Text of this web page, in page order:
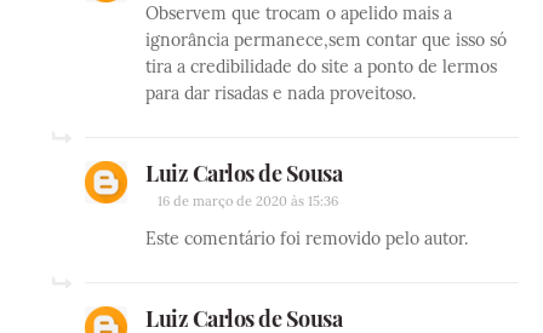
Observem que trocam o apelido mais a
ignorância permanece,sem contar que isso só
tira a credibilidade do site a ponto de lermos
para dar risadas e nada proveitoso.
Luiz Carlos de Sousa
16 de março de 2020 às 15:36
Este comentário foi removido pelo autor.
Luiz Carlos de Sousa